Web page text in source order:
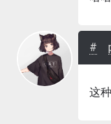
这